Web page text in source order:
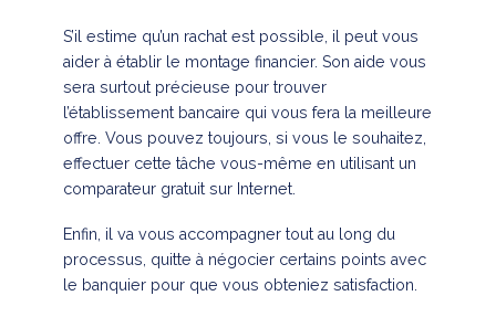
S’il estime qu’un rachat est possible, il peut vous
aider à établir le montage financier. Son aide vous
sera surtout précieuse pour trouver
l’établissement bancaire qui vous fera la meilleure
offre. Vous pouvez toujours, si vous le souhaitez,
effectuer cette tâche vous-même en utilisant un
comparateur gratuit sur Internet.
Enfin, il va vous accompagner tout au long du
processus, quitte à négocier certains points avec
le banquier pour que vous obteniez satisfaction.